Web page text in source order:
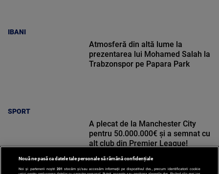
IBANI
SPORT
Atmosferă din altă lume la
prezentarea lui Mohamed Salah la
Trabzonspor pe Papara Park
A plecat de la Manchester City
pentru 50.000.000€ și a semnat cu
alt club din Premier League!
Nouă ne pasă ca datele tale personale să rămână confidențiale
Noi și partenerii noștri 201 stocăm și/sau accesăm informații pe dispozitivul dvs., precum identificatorii cookie